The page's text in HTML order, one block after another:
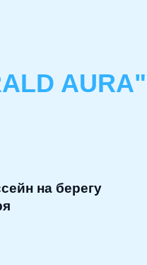
AURA"
на берегу